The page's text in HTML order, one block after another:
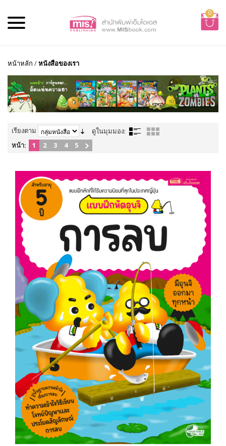
0
หน้าหลัก /หนังสือของเรา
เรียงตาม
ดูในมุมมอง:
หน้า:
1 2 3 4 5